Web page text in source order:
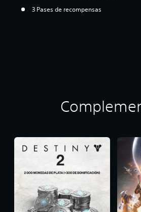
3 Pases de recompensas